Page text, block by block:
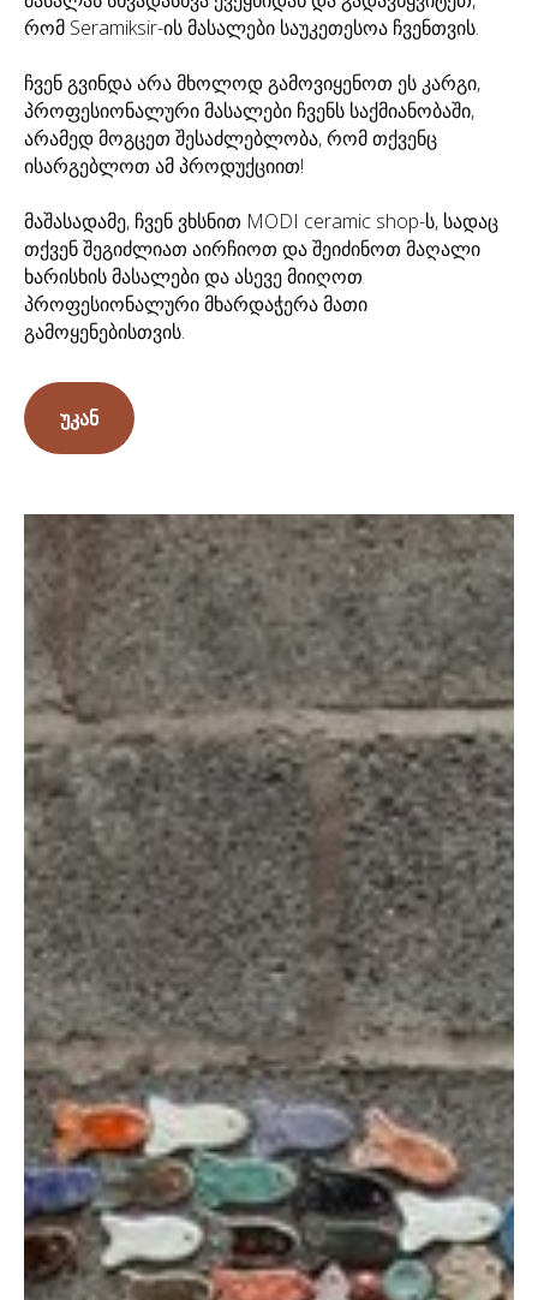
რომ Seramiksir-ის მასალები საუკეთესოა ჩვენთვის.
ჩვენ გვინდა არა მხოლოდ გამოვიყენოთ ეს კარგი,
პროფესიონალური მასალები ჩვენს საქმიანობაში,
არამედ მოგცეთ შესაძლებლობა, რომ თქვენც
ისარგებლოთ ამ პროდუქციით!
მაშასადამე, ჩვენ ვხსნით MODI ceramic shop-ს, სადაც
თქვენ შეგიძლიათ აირჩიოთ და შეიძინოთ მაღალი
ხარისხის მასალები და ასევე მიიღოთ
პროფესიონალური მხარდაჭერა მათი
გამოყენებისთვის.
უკან